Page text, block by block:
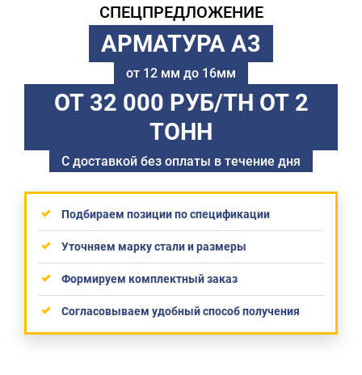
СПЕЦПРЕДЛОЖЕНИЕ
АРМАТУРА А3
от 12 мм до 16мм
ОТ 32 000 РУБ/ТН ОТ 2
ТОНН
С доставкой без оплаты в течение дня
Подбираем позиции по спецификации
Уточняем марку стали и размеры
Формируем комплектный заказ
Согласовываем удобный способ получения